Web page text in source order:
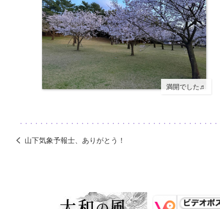
満開でした♬
山下気象予報士、ありがとう！